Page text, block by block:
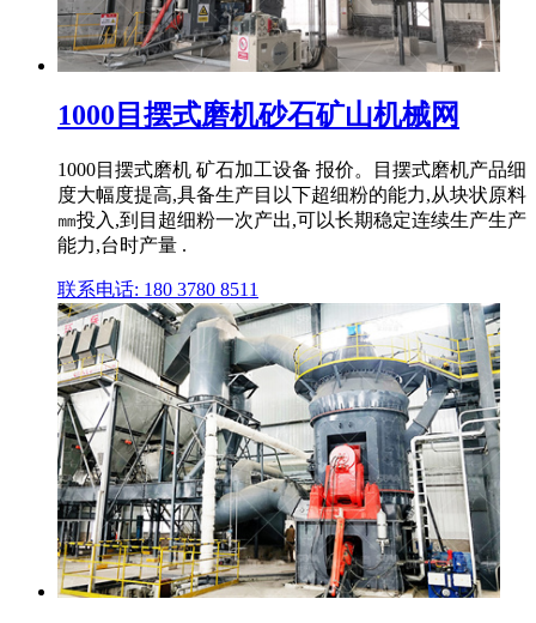
1000目摆式磨机砂石矿山机械网
1000目摆式磨机 矿石加工设备 报价。目摆式磨机产品细
度大幅度提高,具备生产目以下超细粉的能力,从块状原料
㎜投入,到目超细粉一次产出,可以长期稳定连续生产生产
能力,台时产量 .
联系电话: 180 3780 8511